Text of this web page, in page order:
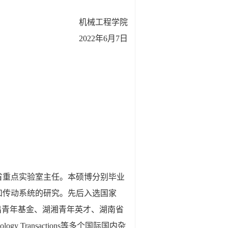
机械工程学院
2022年6月7日
点实验室主任。本硕博分别毕业
动系统的研究。先后入选国家
年基金、湖湘青年英才、湖南省
Transactions等多个国际国内杂